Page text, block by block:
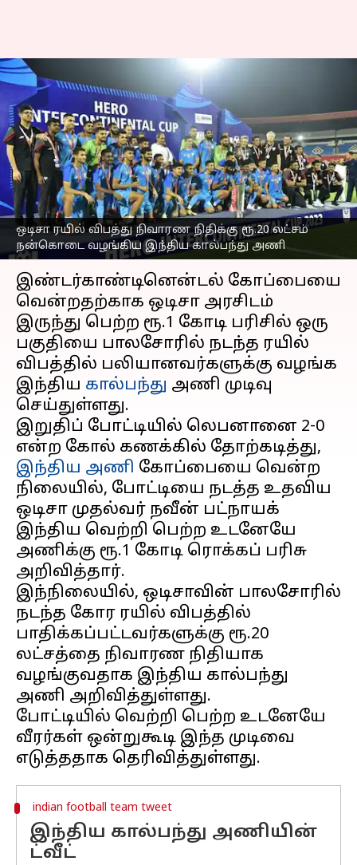
ஒடிசா ரயில் விபத்து நிவாரண நிதிக்கு ரூ.20 லட்சம்
நன்கொடை வழங்கிய இந்திய கால்பந்து அணி
ஒடிசா ரயில் விபத்து
நிவாரண நிதிக்கு ரூ.20
லட்சம் நன்கொடை
வழங்கிய இந்திய
கால்பந்து அணி
எழுதியவர் Sekar Chinnappan Jun 19, 2023 06:42 pm
செய்தி முன்னோட்டம்
இண்டர்காண்டினென்டல் கோப்பையை
வென்றதற்காக ஒடிசா அரசிடம்
இருந்து பெற்ற ரூ.1 கோடி பரிசில் ஒரு
பகுதியை பாலசோரில் நடந்த ரயில்
விபத்தில் பலியானவர்களுக்கு வழங்க
இந்திய கால்பந்து அணி முடிவு
செய்துள்ளது.
இறுதிப் போட்டியில் லெபனானை 2-0
என்ற கோல் கணக்கில் தோற்கடித்து,
இந்திய அணி கோப்பையை வென்ற
நிலையில், போட்டியை நடத்த உதவிய
ஒடிசா முதல்வர் நவீன் பட்நாயக்
இந்திய வெற்றி பெற்ற உடனேயே
அணிக்கு ரூ.1 கோடி ரொக்கப் பரிசு
அறிவித்தார்.
இந்நிலையில், ஒடிசாவின் பாலசோரில்
நடந்த கோர ரயில் விபத்தில்
பாதிக்கப்பட்டவர்களுக்கு ரூ.20
லட்சத்தை நிவாரண நிதியாக
வழங்குவதாக இந்திய கால்பந்து
அணி அறிவித்துள்ளது.
போட்டியில் வெற்றி பெற்ற உடனேயே
வீரர்கள் ஒன்றுகூடி இந்த முடிவை
indian football team tweet
இந்திய கால்பந்து அணியின்
ட்வீட்